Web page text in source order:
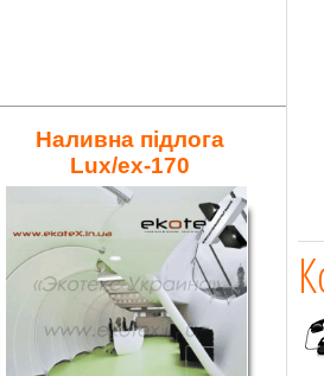
Наливна підлога
Lux/ex-170